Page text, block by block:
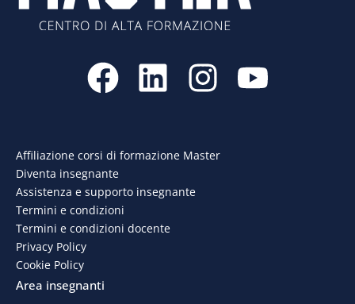
F
a
e
b
o
k
L
i
k
e
d
I
n
t
Y
o
Affiliazione corsi di formazione Master
Diventa insegnante
Assistenza e supporto insegnante
Termini e condizioni
Termini e condizioni docente
Privacy Policy
Cookie Policy
Area insegnanti